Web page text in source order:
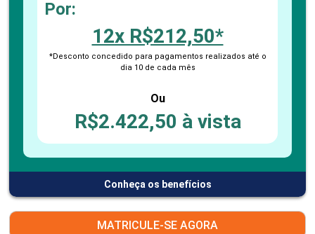
Por:
12x R$212,50*
*Desconto concedido para pagamentos realizados até o
dia 10 de cada mês
Ou
R$2.422,50 à vista
Conheça os benefícios
MATRICULE-SE AGORA